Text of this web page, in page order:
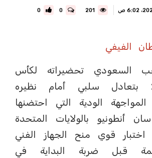
0
0
الفيفي
السعودي تحضيراته لكأس
العالم 2026 بتعادل سلبي أمام نظيره
الودية التي احتضنها
أنطونيو بالولايات المتحدة
اختبار قوي منح الجهاز الفني
قبل ضربة البداية في